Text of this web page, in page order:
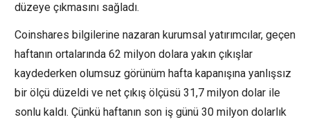
düzeye çıkmasını sağladı.
Coinshares bilgilerine nazaran kurumsal yatırımcılar, geçen
haftanın ortalarında 62 milyon dolara yakın çıkışlar
kaydederken olumsuz görünüm hafta kapanışına yanlışsız
bir ölçü düzeldi ve net çıkış ölçüsü 31,7 milyon dolar ile
sonlu kaldı. Çünkü haftanın son iş günü 30 milyon dolarlık